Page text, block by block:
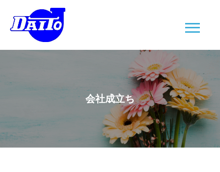
会社成立ち